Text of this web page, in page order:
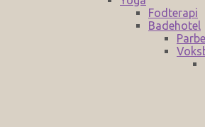
Fodterapi
Badehotel